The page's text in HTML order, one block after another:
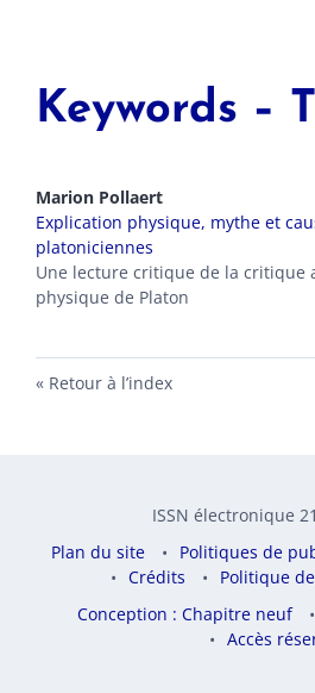
Keywords –
Marion Pollaert
Explication physique, mythe et
platoniciennes
Une lecture critique de la critique
physique de Platon
Retour à l’index
ISSN électronique
Plan du site
Politiques de
Crédits
Politique
Conception : Chapitre neuf
Accès